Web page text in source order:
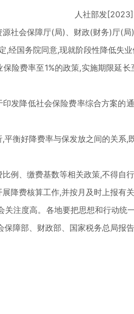
人社部发
社会保障厅(局)、财政(财务)厅(
,经国务院同意,现就阶段性降低失
险费率至1%的政策,实施期限延
发降低社会保险费率综合方案
衡好降费率与保发放之间的关
例、缴费基数等相关政策,不得自
降费核算工作,并按月及时上报有关
注度高。各地要把思想和行动
障部、财政部、国家税务总局报告